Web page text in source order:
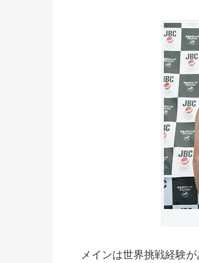
メインは世界挑戦経験が